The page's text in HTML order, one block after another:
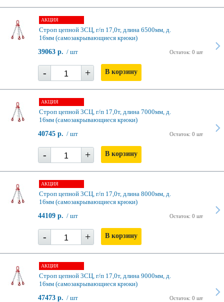
АКЦИЯ
Строп цепной 3СЦ, г/п 17,0т, длина 6500мм, д.
16мм (самозакрывающиеся крюки)
Остаток: 0 шт
39063 р. / шт
- + В корзину
АКЦИЯ
Строп цепной 3СЦ, г/п 17,0т, длина 7000мм, д.
16мм (самозакрывающиеся крюки)
Остаток: 0 шт
40745 р. / шт
- + В корзину
АКЦИЯ
Строп цепной 3СЦ, г/п 17,0т, длина 8000мм, д.
16мм (самозакрывающиеся крюки)
Остаток: 0 шт
44109 р. / шт
- + В корзину
АКЦИЯ
Строп цепной 3СЦ, г/п 17,0т, длина 9000мм, д.
16мм (самозакрывающиеся крюки)
Остаток: 0 шт
47473 р. / шт